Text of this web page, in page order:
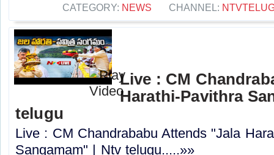
CATEGORY: NEWS CHANNEL:
Live : CM
Harathi-Pavithra
telugu
Live : CM Chandrababu Attends "Jala
Sangamam" | Ntv telugu.....»»